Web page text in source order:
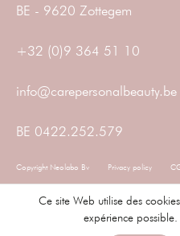
BE - 9620 Zottegem
+32 (0)9 364 51 10
info@carepersonalbeauty.be
BE 0422.252.579
Copyright Neolabo Bv Privacy policy
Ce site Web utilise des
expérience possible.